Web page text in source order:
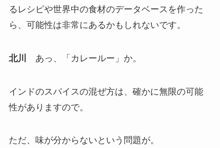
るレシピや世界中の食材のデータベースを作った
ら、可能性は非常にあるかもしれないです。
北川 あっ、「カレールー」か。
インドのスパイスの混ぜ方は、確かに無限の可能
性がありますので。
ただ、味が分からないという問題が。